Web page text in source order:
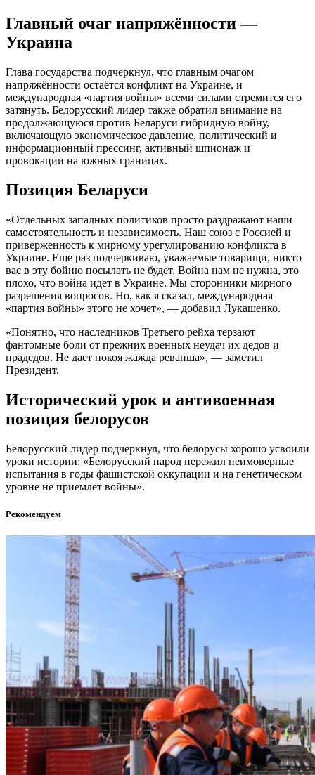
Главный очаг напряжённости —
Украина
Глава государства подчеркнул, что главным очагом
напряжённости остаётся конфликт на Украине, и
международная «партия войны» всеми силами стремится его
затянуть. Белорусский лидер также обратил внимание на
продолжающуюся против Беларуси гибридную войну,
включающую экономическое давление, политический и
информационный прессинг, активный шпионаж и
провокации на южных границах.
Позиция Беларуси
«Отдельных западных политиков просто раздражают наши
самостоятельность и независимость. Наш союз с Россией и
приверженность к мирному урегулированию конфликта в
Украине. Еще раз подчеркиваю, уважаемые товарищи, никто
вас в эту бойню посылать не будет. Война нам не нужна, это
плохо, что война идет в Украине. Мы сторонники мирного
разрешения вопросов. Но, как я сказал, международная
«партия войны» этого не хочет», — добавил Лукашенко.
«Понятно, что наследников Третьего рейха терзают
фантомные боли от прежних военных неудач их дедов и
прадедов. Не дает покоя жажда реванша», — заметил
Президент.
Исторический урок и антивоенная
позиция белорусов
Белорусский лидер подчеркнул, что белорусы хорошо усвоили
уроки истории: «Белорусский народ пережил неимоверные
испытания в годы фашистской оккупации и на генетическом
уровне не приемлет войны».
Рекомендуем